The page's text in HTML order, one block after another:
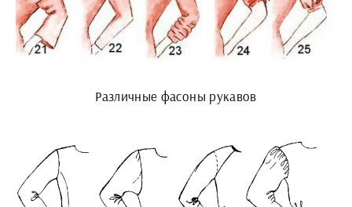
Различные фасоны рукавов